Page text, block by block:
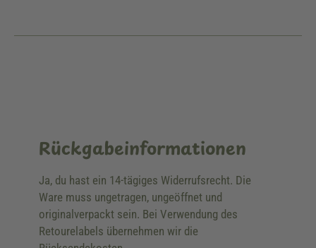
Rückgabeinformationen
Ja, du hast ein 14-tägiges Widerrufsrecht. Die
Ware muss ungetragen, ungeöffnet und
originalverpackt sein. Bei Verwendung des
Retourelabels übernehmen wir die